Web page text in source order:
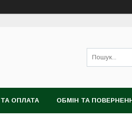
ОПЛАТА ОБМІН ТА